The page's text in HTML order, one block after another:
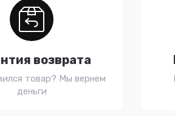
возврата
товар? Мы вернем
деньги